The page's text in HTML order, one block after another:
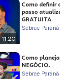
11:20
Como definir
passo
GRATUITA
Sebrae Paraná
Como
NEGÓCIO.
Sebrae Paraná